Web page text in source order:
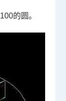
100的圆。